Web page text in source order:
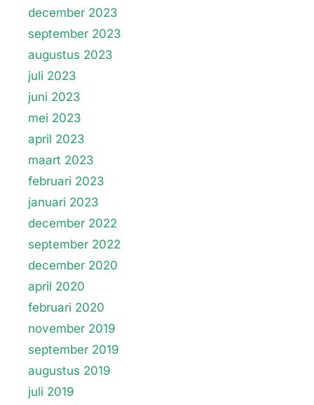
december 2023
september 2023
augustus 2023
juli 2023
juni 2023
mei 2023
april 2023
maart 2023
februari 2023
januari 2023
december 2022
september 2022
december 2020
april 2020
februari 2020
november 2019
september 2019
augustus 2019
juli 2019